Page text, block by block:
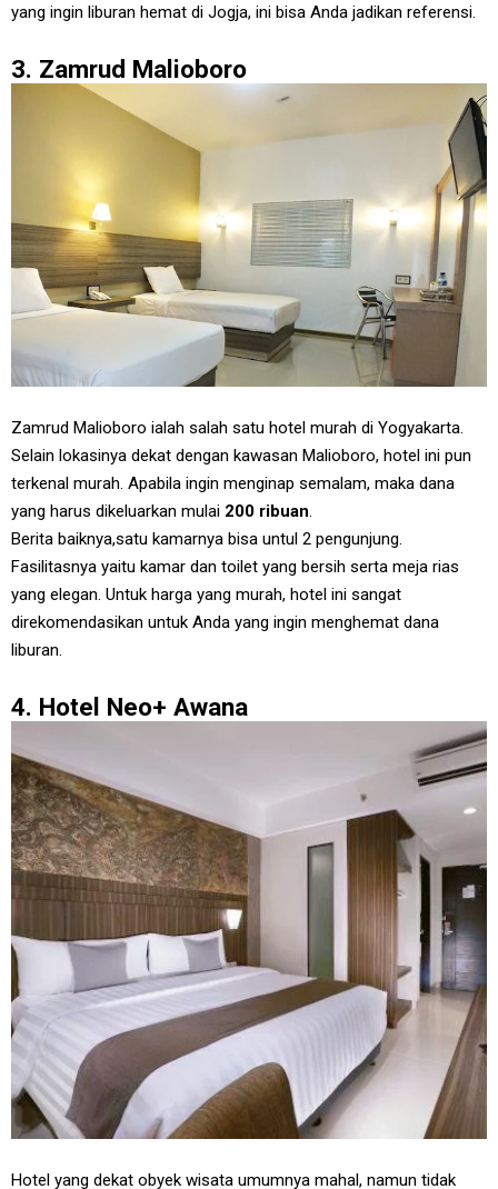
yang ingin liburan hemat di Jogja, ini bisa Anda jadikan referensi.
3. Zamrud Malioboro
Zamrud Malioboro ialah salah satu hotel murah di Yogyakarta.
Selain lokasinya dekat dengan kawasan Malioboro, hotel ini pun
terkenal murah. Apabila ingin menginap semalam, maka dana
yang harus dikeluarkan mulai 200 ribuan
Berita baiknya,satu kamarnya bisa untul 2 pengunjung.
Fasilitasnya yaitu kamar dan toilet yang bersih serta meja rias
yang elegan. Untuk harga yang murah, hotel ini sangat
direkomendasikan untuk Anda yang ingin menghemat dana
liburan.
4. Hotel Neo+ Awana
Hotel yang dekat obyek wisata umumnya mahal, namun tidak